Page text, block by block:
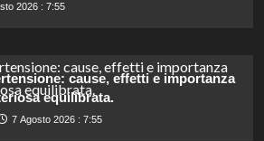
2026 : 7:55
cause, effetti e importanza
equilibrata.
7 Agosto 2026 : 7:55